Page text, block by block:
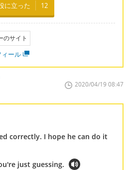
に立った 12
のサイト
ール
2020/04/19 08:47
correctly. I hope he can do it
just guessing.